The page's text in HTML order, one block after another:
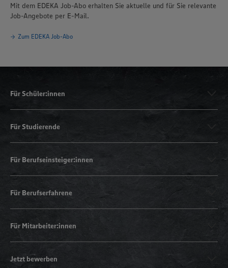
Mit dem EDEKA Job-Abo erhalten Sie aktuelle und für Sie relevante
Job-Angebote per E-Mail.
Zum EDEKA Job-Abo
Für Schüler:innen
Für Studierende
Für Berufseinsteiger:innen
Für Berufserfahrene
Für Mitarbeiter:innen
Jetzt bewerben